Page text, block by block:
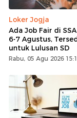
Loker Jogja
Ada Job Fair di
6-7 Agustus,
untuk Lulusan SD
Rabu, 05 Agu 2026